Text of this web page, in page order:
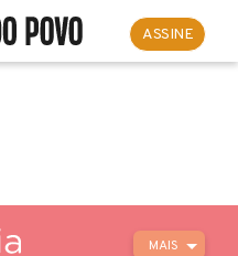
ASSINE
MAIS